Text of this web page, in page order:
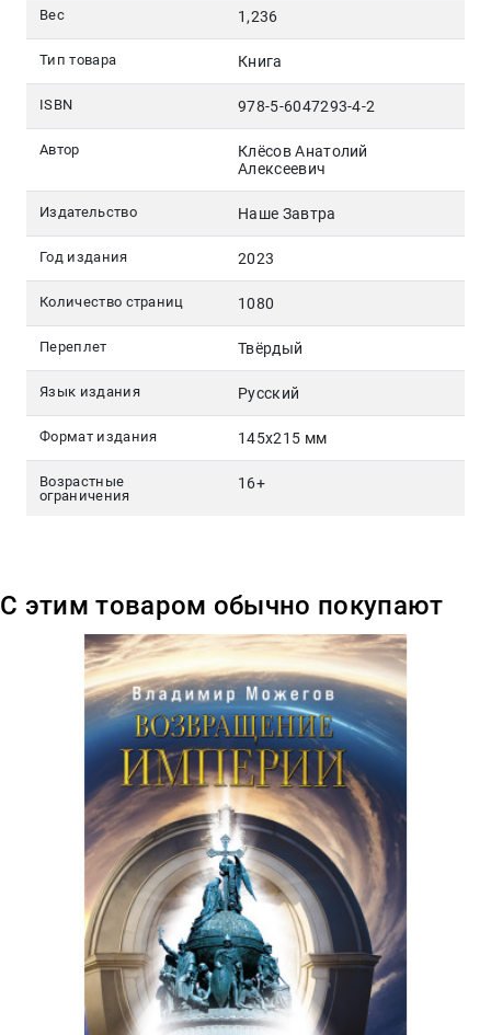
Вес 1,236
Тип товара Книга
ISBN 978-5-6047293-4-2
Автор
Клёсов Анатолий
Алексеевич
Издательство Наше Завтра
Год издания 2023
Количество страниц 1080
Переплет Твёрдый
Язык издания Русский
Формат издания 145х215 мм
Возрастные
ограничения
16+
С этим товаром обычно покупают